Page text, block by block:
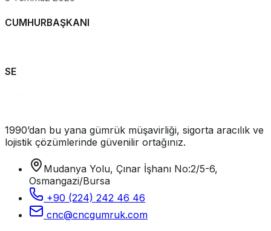
CUMHURBAŞKANI
SE
1990’dan bu yana gümrük müşavirliği, sigorta aracılık ve
lojistik çözümlerinde güvenilir ortağınız.
Mudanya Yolu, Çınar İşhanı No:2/5-6,
Osmangazi/Bursa
+90 (224) 242 46 46
cnc@cncgumruk.com